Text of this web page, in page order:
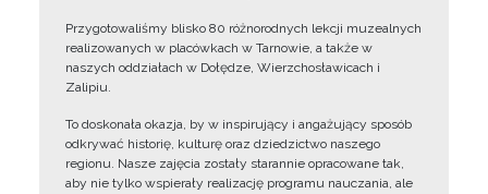
Przygotowaliśmy blisko 80 różnorodnych lekcji muzealnych
realizowanych w placówkach w Tarnowie, a także w
naszych oddziałach w Dołędze, Wierzchosławicach i
Zalipiu.
To doskonała okazja, by w inspirujący i angażujący sposób
odkrywać historię, kulturę oraz dziedzictwo naszego
regionu. Nasze zajęcia zostały starannie opracowane tak,
aby nie tylko wspierały realizację programu nauczania, ale